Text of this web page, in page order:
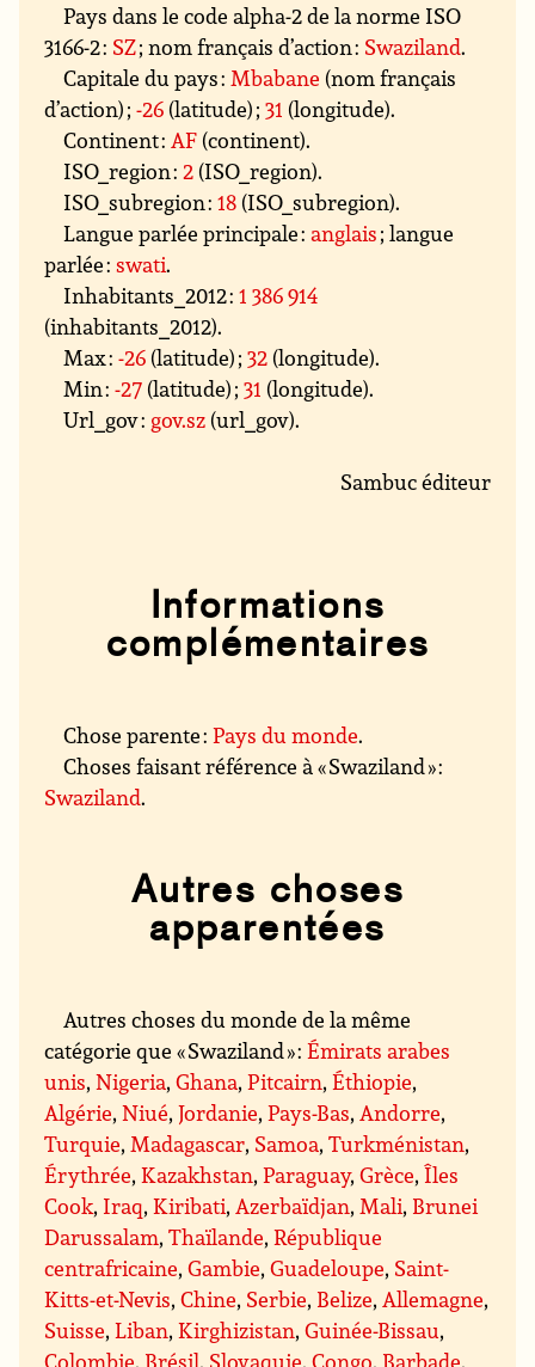
Pays dans le code alpha-2 de la norme ISO
3166-2 : SZ; nom français d’action : Swaziland.
Capitale du pays :Mbabane (nom français
d’action) ;-26 (latitude) ;31 (longitude).
Continent :AF (continent).
ISO_region :2 (ISO_region).
ISO_subregion :18 (ISO_subregion).
Langue parlée principale :anglais; langue
parlée :swati.
Inhabitants_2012 :1 386 914
(inhabitants_2012).
Max :-26 (latitude) ;32 (longitude).
Min :-27 (latitude) ;31 (longitude).
Url_gov : gov.sz (url_gov).
Sambuc éditeur
Informations
complémentaires
Chose parente :Pays du monde.
Choses faisant référence à « Swaziland » :
Swaziland.
Autres choses
apparentées
Autres choses du monde de la même
catégorie que « Swaziland » :Émirats arabes
unis,Nigeria,Ghana,Pitcairn,Éthiopie,
Algérie,Niué,Jordanie,Pays-Bas,Andorre,
Turquie,Madagascar, Samoa,Turkménistan,
Érythrée,Kazakhstan,Paraguay,Grèce,Îles
Cook, Iraq,Kiribati,Azerbaïdjan,Mali, Brunei
Darussalam,Thaïlande,République
centrafricaine,Gambie,Guadeloupe, Saint-
Kitts-et-Nevis,Chine, Serbie, Belize,Allemagne,
Suisse,Liban,Kirghizistan,Guinée-Bissau,
Colombie, Brésil, Slovaquie,Congo, Barbade,